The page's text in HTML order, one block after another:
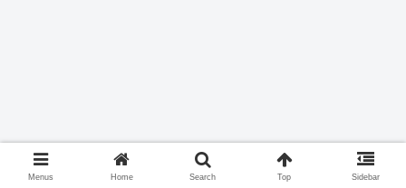
Menus Home Search Top Sidebar